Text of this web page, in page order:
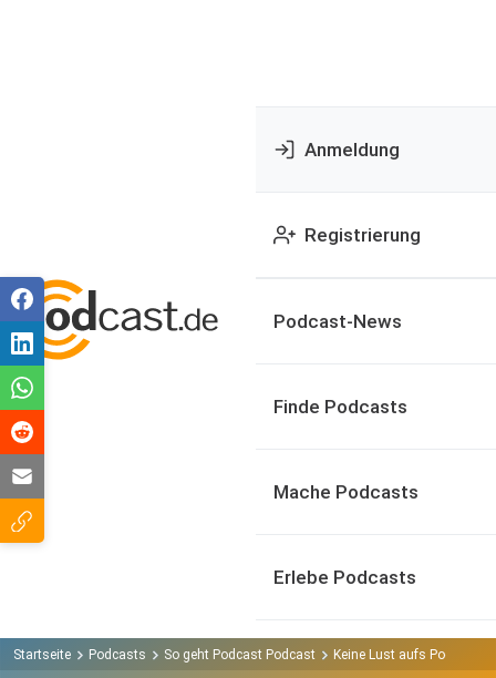
Anmeldung
Registrierung
Podcast-News
Finde Podcasts
Mache Podcasts
Erlebe Podcasts
Startseite Podcasts So geht Podcast Podcast Keine Lust aufs